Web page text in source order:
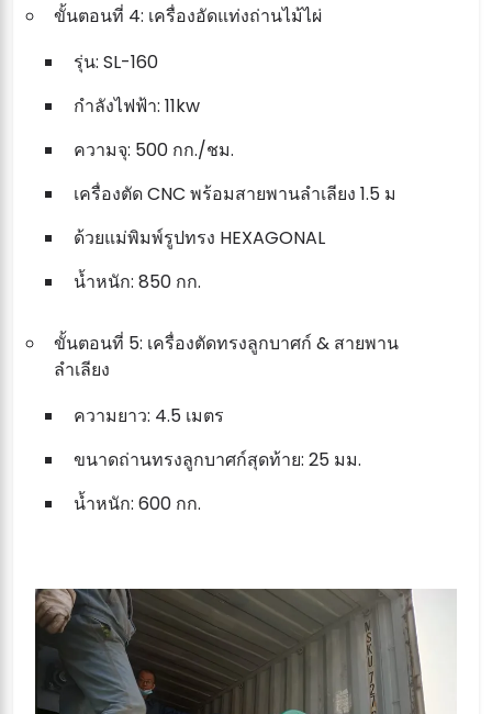
ขั้นตอนที่ 4: เครื่องอัดแท่งถ่านไม้ไผ่
รุ่น: SL-160
กำลังไฟฟ้า: 11kw
ความจุ: 500 กก./ชม.
เครื่องตัด CNC พร้อมสายพานลำเลียง 1.5 ม
ด้วยแม่พิมพ์รูปทรง HEXAGONAL
น้ำหนัก: 850 กก.
ขั้นตอนที่ 5: เครื่องตัดทรงลูกบาศก์ & สายพาน
ลำเลียง
ความยาว: 4.5 เมตร
ขนาดถ่านทรงลูกบาศก์สุดท้าย: 25 มม.
น้ำหนัก: 600 กก.